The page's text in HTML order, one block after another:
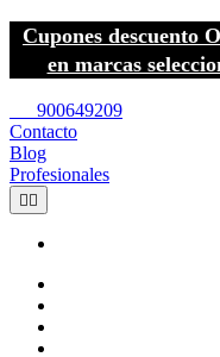
Cupones descuento
en marcas
900649209
Contacto
Blog
Profesionales
 